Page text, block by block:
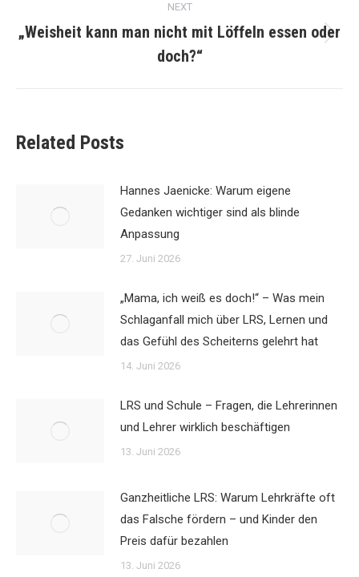
NEXT
post:
„Weisheit kann man nicht mit Löffeln essen oder
doch?“
Related Posts
Hannes Jaenicke: Warum eigene
Gedanken wichtiger sind als blinde
Anpassung
27. Juni 2026
„Mama, ich weiß es doch!“ – Was mein
Schlaganfall mich über LRS, Lernen und
das Gefühl des Scheiterns gelehrt hat
14. Juni 2026
LRS und Schule – Fragen, die Lehrerinnen
und Lehrer wirklich beschäftigen
13. Juni 2026
Ganzheitliche LRS: Warum Lehrkräfte oft
das Falsche fördern – und Kinder den
Preis dafür bezahlen
13. Juni 2026